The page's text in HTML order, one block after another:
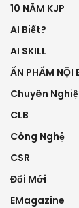
10 NĂM KJP
AI Biết?
AI SKILL
ẤN PHẨM NỘI
Chuyên
CLB
Công Nghệ
CSR
Đổi Mới
EMagazine